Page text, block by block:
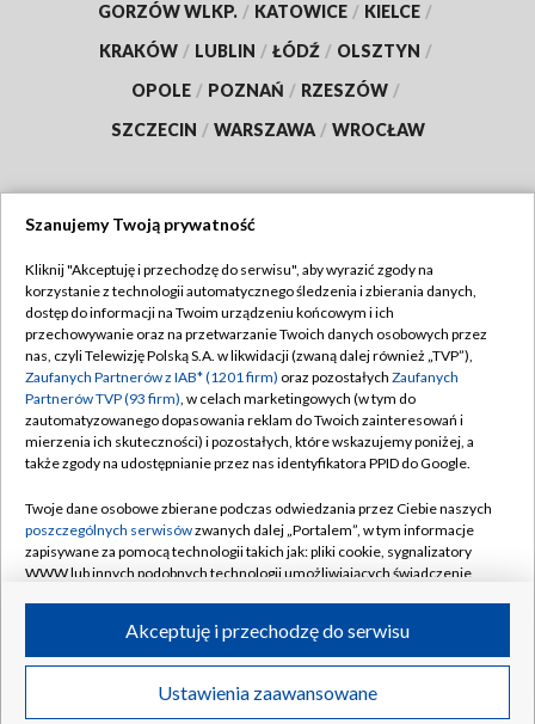
GORZÓW WLKP. / KATOWICE / KIELCE /
KRAKÓW / LUBLIN / ŁÓDŹ / OLSZTYN /
OPOLE / POZNAŃ / RZESZÓW /
SZCZECIN / WARSZAWA / WROCŁAW
TVP
Abonament TVP
Emisja w TVP
Centrum informacji TVP
Naziemna Telewizja Cyfrowa
Rada Programowa
System NOS
Informacje o nadawcy
Program dla prasy
Ogłoszenie przetargowe
Regulamin TVP
Polityka prywatności
Moje zgody
Pomoc
Kontakt
Kanały
©2026 Telewizja Polska S.A. w likwidacji
Szanujemy Twoją prywatność
Kliknij "Akceptuję i przechodzę do serwisu", aby wyrazić zgody na
korzystanie z technologii automatycznego śledzenia i zbierania danych,
dostęp do informacji na Twoim urządzeniu końcowym i ich
przechowywanie oraz na przetwarzanie Twoich danych osobowych przez
nas, czyli Telewizję Polską S.A. w likwidacji (zwaną dalej również „TVP”),
Zaufanych Partnerów z IAB* (1201 firm) oraz pozostałych Zaufanych
Partnerów TVP (93 firm), w celach marketingowych (w tym do
zautomatyzowanego dopasowania reklam do Twoich zainteresowań i
mierzenia ich skuteczności) i pozostałych, które wskazujemy poniżej, a
także zgody na udostępnianie przez nas identyfikatora PPID do Google.
Twoje dane osobowe zbierane podczas odwiedzania przez Ciebie naszych
poszczególnych serwisówzwanych dalej „Portalem”, w tym informacje
zapisywane za pomocą technologii takich jak: pliki cookie, sygnalizatory
WWW lub innych podobnych technologii umożliwiających świadczenie
ruchu w Internecie.
Twoje dane osobowe zbierane podczas odwiedzania przez Ciebie
poszczególnych serwisówna Portalu, takie jak adresy IP, identyfikatory
Ustawienia zaawansowane
Akceptuję i przechodzę do serwisu